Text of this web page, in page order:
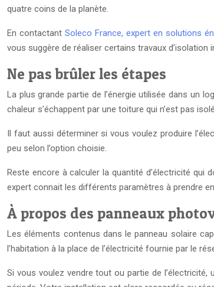
quatre coins de la planète.
En contactantSoleco France, expert en solutions
vous suggère de réaliser certains travaux d’isolation
Ne pas brûler les étapes
La plus grande partie de l’énergie utilisée dans un
chaleur s’échappent par une toiture qui n’est pas
Il faut aussi déterminer si vous voulez produire
peu selon l’option choisie.
Reste encore à calculer la quantité d’électricité
expert connait les différents paramètres à prendre
À propos des panneaux
Les éléments contenus dans le panneau solaire
l’habitation à la place de l’électricité fournie par le
Si vous voulez vendre tout ou partie de